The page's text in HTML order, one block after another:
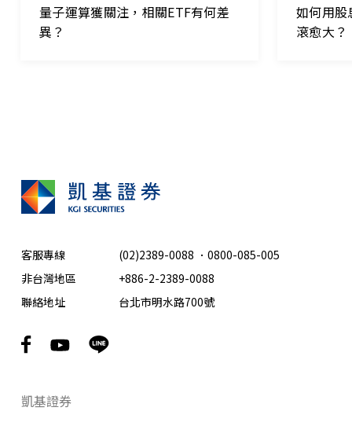
量子運算獲關注，相關ETF有何差
異？
如何用股
滾愈大？
客服專線 (02)2389-0088 ． 0800-085-005
非台灣地區
+886-2-2389-0088
聯絡地址
台北市明水路700號
凱基證券